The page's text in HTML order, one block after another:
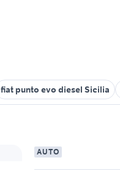
fiat punto evo diesel Sicilia
AUTO